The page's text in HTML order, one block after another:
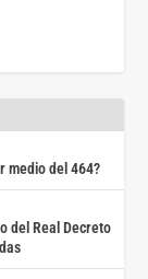
medio del 464?
del Real Decreto